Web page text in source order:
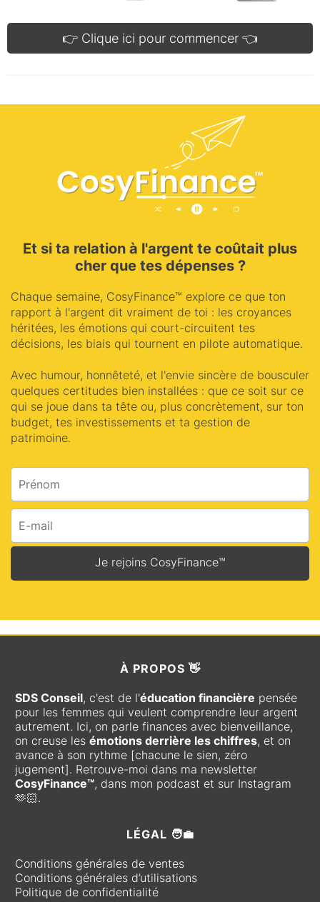
👉 Clique ici pour commencer 👈
Et si ta relation à l'argent te coûtait plus
cher que tes dépenses ?
Chaque semaine, CosyFinance™ explore ce que ton
rapport à l'argent dit vraiment de toi : les croyances
héritées, les émotions qui court-circuitent tes
décisions, les biais qui tournent en pilote automatique.
Avec humour, honnêteté, et l'envie sincère de bousculer
quelques certitudes bien installées : que ce soit sur ce
qui se joue dans ta tête ou, plus concrètement, sur ton
budget, tes investissements et ta gestion de
patrimoine.
Je rejoins CosyFinance™
À PROPOS 👋
SDS Conseil, c'est de l'éducation financière pensée
pour les femmes qui veulent comprendre leur argent
autrement. Ici, on parle finances avec bienveillance,
on creuse les émotions derrière les chiffres, et on
avance à son rythme [chacune le sien, zéro
jugement]. Retrouve-moi dans ma newsletter
CosyFinance™, dans mon podcast et sur Instagram
🫶🏻.
LÉGAL 🧑‍💼
Conditions générales de ventes
Conditions générales d’utilisations
Politique de confidentialité